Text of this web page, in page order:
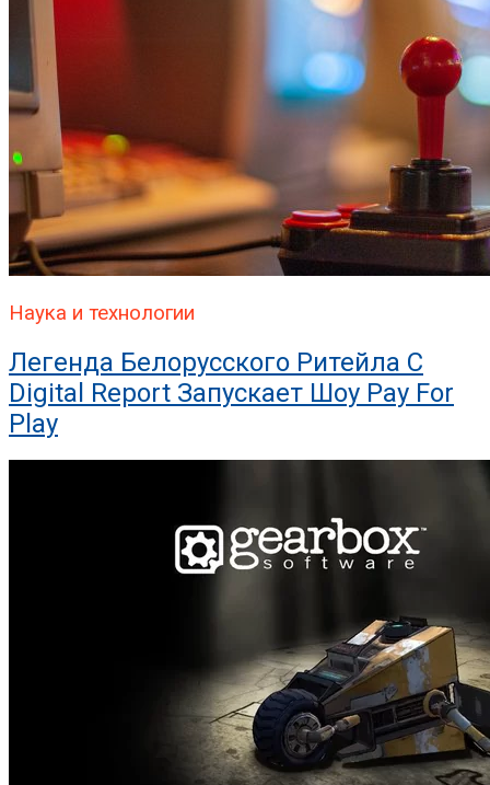
Наука и технологии
Легенда Белорусского Ритейла C
Digital Report Запускает Шоу Pay For
Play